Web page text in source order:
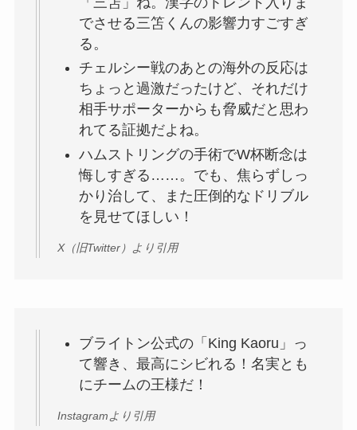
でさせる三笘くんの影響力すごすぎ
る。
チェルシー戦のあとの海外の反応は
ちょっと過激だったけど、それだけ
相手サポーターからも脅威だと思わ
れてる証拠だよね。
ハムストリングの手術でW杯断念は
悔しすぎる……。でも、焦らずしっ
かり治して、また圧倒的なドリブル
を見せてほしい！
X（旧Twitter）より引用
ブライトン公式の「King Kaoru」っ
て響き、最高にシビれる！名実とも
にチームの王様だ！
Instagramより引用